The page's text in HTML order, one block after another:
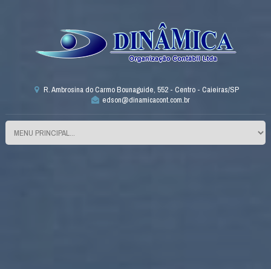
R. Ambrosina do Carmo Bounaguide, 552 - Centro - Caieiras/SP
edson@dinamicacont.com.br